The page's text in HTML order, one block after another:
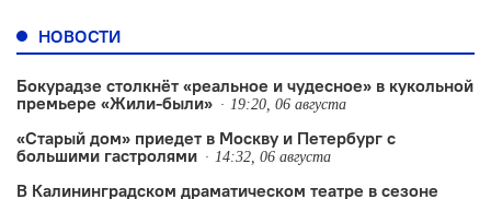
НОВОСТИ
Бокурадзе столкнëт «реальное и чудесное» в кукольной
премьере «Жили-были»
19:20, 06 августа
«Старый дом» приедет в Москву и Петербург с
большими гастролями
14:32, 06 августа
В Калининградском драматическом театре в сезоне